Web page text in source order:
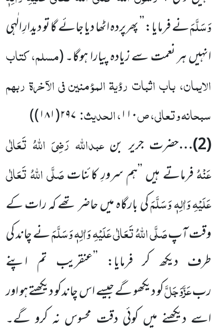
وَسَلَّمَنے فرمایا: ’’ پھرپردہ اٹھا دیا جائے گا تو دیدارِ الٰہی
انہیں ہر نعمت سے زیادہ پیارا ہوگا۔ (مسلم، کتاب
الایمان، باب اثبات رؤیۃ المؤمنین فی الآخرۃ ربہم
سبحانہ وتعالی، ص۱۱۰، الحدیث:۲۹۷(۱۸۱))
(2)
…حضرت جریر بنعبداللہ رَضِیَ اللہُ تَعَالٰی
عَنْہُفرماتے ہیں ’’ہم سرورِ کائناتصَلَّی اللہُ تَعَالٰی
عَلَیْہِ وَاٰلِہٖ وَسَلَّمَکی بارگاہ میں حاضر تھے کہ رات کے
وقت آپصَلَّی اللہُ تَعَالٰی عَلَیْہِ وَاٰلِہٖ وَسَلَّمَنے چاند کی
طرف دیکھ کر فرمایا: ’’عنقریب تم اپنے
ربعَزَّوَجَلَّکو دیکھو گے جیسے اس چاندکو دیکھتے ہو اور
اسے دیکھنے میں کوئی دقت محسوس نہ کرو گے۔